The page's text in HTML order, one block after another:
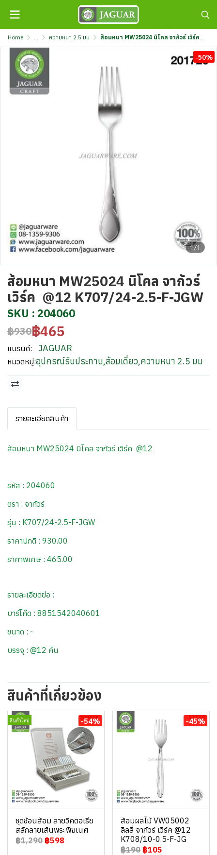
Home ... ความหนา 2.5 มม ส้อมหนา MW25024 นิโคล จากัวร์ เวิร์ค @12 K707/24-2.5-F-JGW
1/1
-50%
ส้อมหนา MW25024 นิโคล จากัวร์
เวิร์ค @12 K707/24-2.5-F-JGW
SKU : 204060
฿930฿465
แบรนด์: JAGUAR
หมวดหมู่:อุปกรณ์รับประทาน,ส้อมเดี่ยว,ความหนา 2.5 มม
รายละเอียดสินค้า
ส้อมหนา MW25024 นิโคล จากัวร์ เวิร์ค @12
รหัส : 204060
ตรา : จากัวร์
รุ่น : K707/24-2.5-F-JGW
ราคาปกติ : 930.00
ราคาพิเศษ : 465.00
รายละเอียดย่อ :
บาร์โค๊ด : 8851542040601
ขนาด : -
บรรจุ : @12 คัน
สินค้าที่เกี่ยวข้อง
สินค้าใหม่ -54%
ชุดช้อนส้อม ลายวิคตอเรีย
สลักลายเส้นพระพิฆเนศ
฿1,290 ฿598
-45%
ส้อมผลไม้ VW05002
ลิลลี่ จากัวร์ เวิร์ค @12
K708/10-0.5-F-JG
฿190 ฿105